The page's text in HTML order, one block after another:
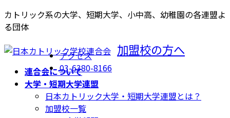
コ
ン
ン
ナ
ビ
ー
カトリック系の大学、短期大学、小中高、幼稚園の各連盟よ
る団体
アクセス
03-6380-8166
加盟校の方へ
連合会について
大学・短期大学連盟
日本カトリック大学・短期大学連盟とは？
加盟校一覧